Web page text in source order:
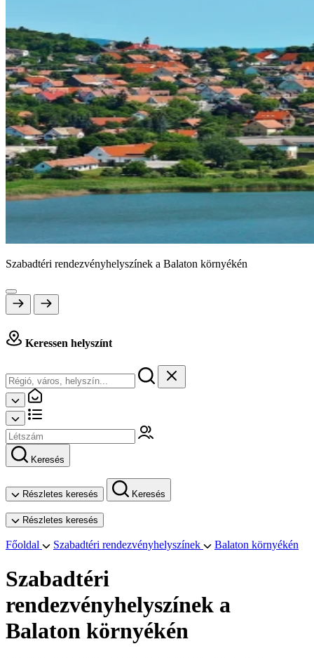
Szabadtéri rendezvényhelyszínek a Balaton környékén
Keressen helyszínt
Keresés
Részletes keresés Keresés
Részletes keresés
Főoldal Szabadtéri rendezvényhelyszínek Balaton környékén
Szabadtéri
rendezvényhelyszínek a
Balaton környékén